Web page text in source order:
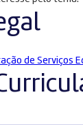
de Serviços